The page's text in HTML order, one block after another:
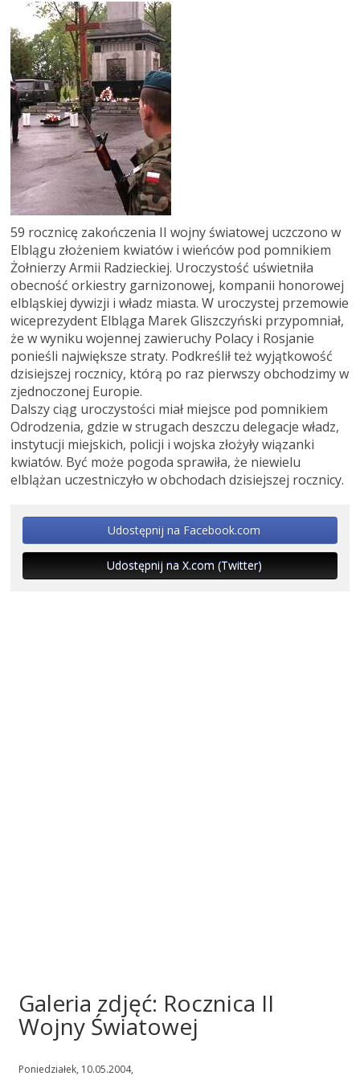
59 rocznicę zakończenia II wojny światowej uczczono w
Elblągu złożeniem kwiatów i wieńców pod pomnikiem
Żołnierzy Armii Radzieckiej. Uroczystość uświetniła
obecność orkiestry garnizonowej, kompanii honorowej
elbląskiej dywizji i władz miasta. W uroczystej przemowie
wiceprezydent Elbląga Marek Gliszczyński przypomniał,
że w wyniku wojennej zawieruchy Polacy i Rosjanie
ponieśli największe straty. Podkreślił też wyjątkowość
dzisiejszej rocznicy, którą po raz pierwszy obchodzimy w
zjednoczonej Europie.
Dalszy ciąg uroczystości miał miejsce pod pomnikiem
Odrodzenia, gdzie w strugach deszczu delegacje władz,
instytucji miejskich, policji i wojska złożyły wiązanki
kwiatów. Być może pogoda sprawiła, że niewielu
elblążan uczestniczyło w obchodach dzisiejszej rocznicy.
Udostępnij na Facebook.com
Udostępnij na X.com (Twitter)
Galeria zdjęć: Rocznica II
Wojny Światowej
Poniedziałek, 10.05.2004,